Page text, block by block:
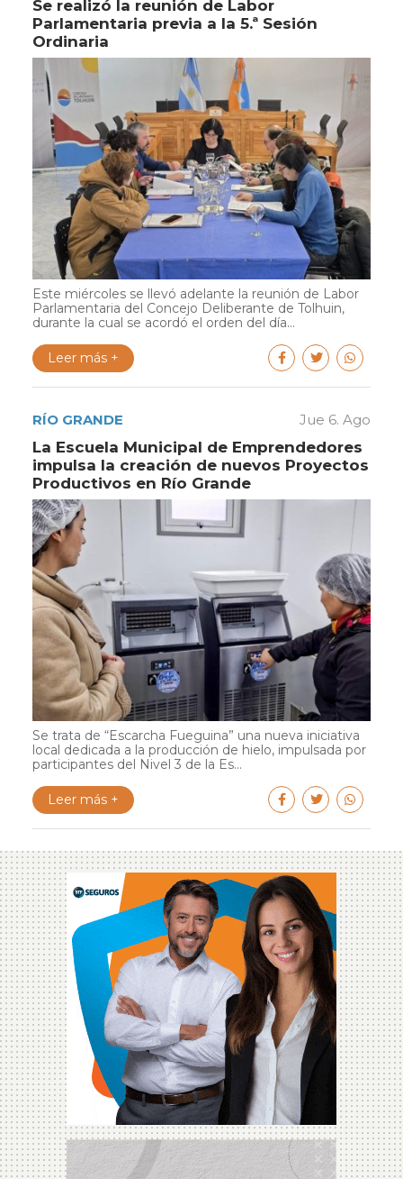
Se realizó la reunión de Labor
Parlamentaria previa a la 5.ª Sesión
Ordinaria
Este miércoles se llevó adelante la reunión de Labor
Parlamentaria del Concejo Deliberante de Tolhuin,
durante la cual se acordó el orden del día...
Leer más +
RÍO GRANDE Jue 6. Ago
La Escuela Municipal de Emprendedores
impulsa la creación de nuevos Proyectos
Productivos en Río Grande
Se trata de “Escarcha Fueguina” una nueva iniciativa
local dedicada a la producción de hielo, impulsada por
participantes del Nivel 3 de la Es...
Leer más +